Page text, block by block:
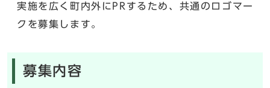
実施を広く町内外にPRするため、共通のロゴマー
クを募集します。
募集内容